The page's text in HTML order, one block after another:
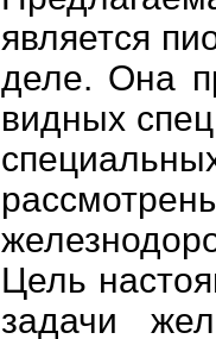
является
деле. Она
видных
Цель
задачи